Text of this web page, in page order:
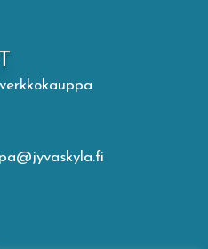
festivaali